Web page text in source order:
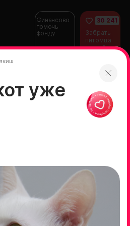
Финансово
помочь
фонду
30 241
Забрать
питомца
домой
уже